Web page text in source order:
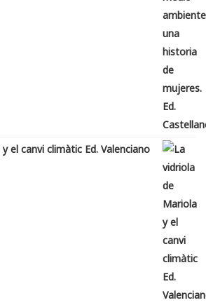
el canvi climàtic Ed. Valenciano